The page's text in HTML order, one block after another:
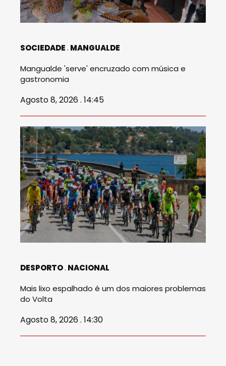
SOCIEDADE MANGUALDE
Mangualde 'serve' encruzado com música e
gastronomia
Agosto 8, 2026 . 14:45
DESPORTO NACIONAL
Mais lixo espalhado é um dos maiores problemas
do Volta
Agosto 8, 2026 . 14:30